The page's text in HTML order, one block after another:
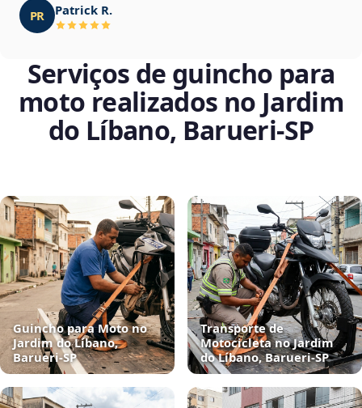
PR Patrick R.
Serviços de guincho para
moto realizados no Jardim
do Líbano, Barueri‑SP
Guincho para Moto no
Jardim do Líbano,
Barueri‑SP
Transporte de
Motocicleta no Jardim
do Líbano, Barueri‑SP